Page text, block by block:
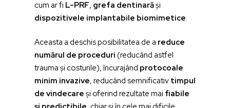
cum ar fi L-PRF, grefa dentinarăși
dispozitivele implantabile biomimetice.
Aceasta a deschis posibilitatea de a reduce
numărul de proceduri (reducând astfel
trauma și costurile), încurajând protocoale
minim invazive, reducând semnificativ timpul
de vindecare și oferind rezultate mai fiabile